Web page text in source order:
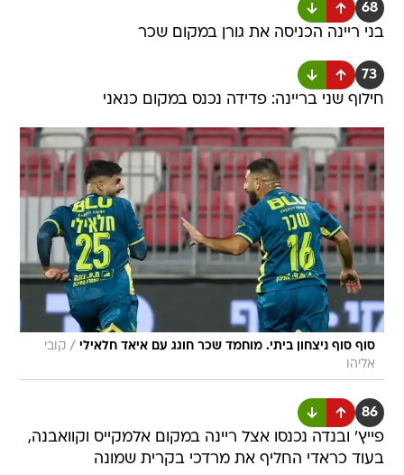
68
בני ריינה הכניסה את גורן במקום שכר
73
חילוף שני בריינה: פדידה נכנס במקום כנאני
סוף סוף ניצחון ביתי. מוחמד שכר חוגג עם איאד חלאילי / קובי
אליהו
86
פייץ' ובנדה נכנסו אצל ריינה במקום אלמקייס וקוואבנה,
בעוד כראדי החליף את מרדכי בקרית שמונה